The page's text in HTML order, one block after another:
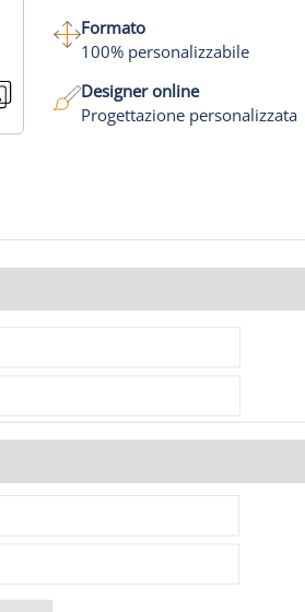
Formato
100% personalizzabile
Designer online
Progettazione personalizzata